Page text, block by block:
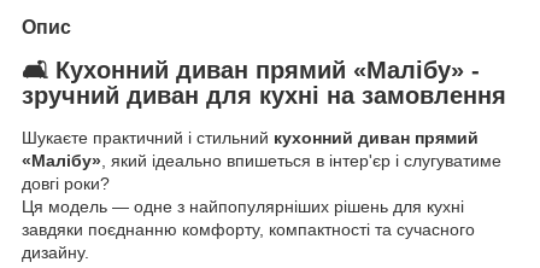
Опис
🛋 Кухонний диван прямий «Малібу» -
зручний диван для кухні на замовлення
Шукаєте практичний і стильний кухонний диван прямий
«Малібу», який ідеально впишеться в інтер'єр і слугуватиме
довгі роки?
Ця модель — одне з найпопулярніших рішень для кухні
завдяки поєднанню комфорту, компактності та сучасного
дизайну.